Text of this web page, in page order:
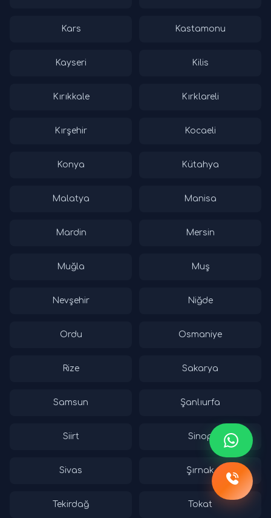
Kars Kastamonu
Kayseri Kilis
Kırıkkale Kırklareli
Kırşehir Kocaeli
Konya Kütahya
Malatya Manisa
Mardin Mersin
Muğla Muş
Nevşehir Niğde
Ordu Osmaniye
Rize Sakarya
Samsun Şanlıurfa
Siirt Sinop
Sivas Şırnak
Tekirdağ Tokat